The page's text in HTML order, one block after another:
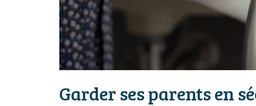
Garder ses parents en